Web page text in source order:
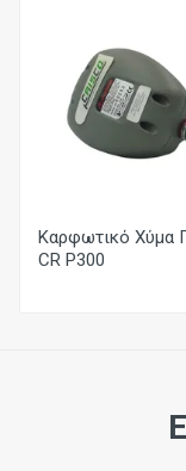
Τύπος
LSN
Διάμετρος
9,00 mm
Καρφωτικό Χύμα
CR P300